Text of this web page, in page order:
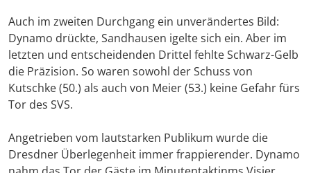
Auch im zweiten Durchgang ein unverändertes Bild:
Dynamo drückte, Sandhausen igelte sich ein. Aber im
letzten und entscheidenden Drittel fehlte Schwarz-Gelb
die Präzision. So waren sowohl der Schuss von
Kutschke (50.) als auch von Meier (53.) keine Gefahr fürs
Tor des SVS.
Angetrieben vom lautstarken Publikum wurde die
Dresdner Überlegenheit immer frappierender. Dynamo